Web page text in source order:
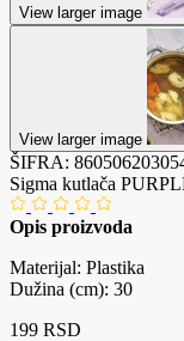
View larger image
View larger image
ŠIFRA:
Sigma kutlača
Opis proizvoda
Materijal: Plastika
Dužina (cm): 30
199 RSD